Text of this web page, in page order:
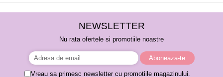
NEWSLETTER
Nu rata ofertele si promotiile noastre
Vreau sa primesc newsletter cu promotiile magazinului.